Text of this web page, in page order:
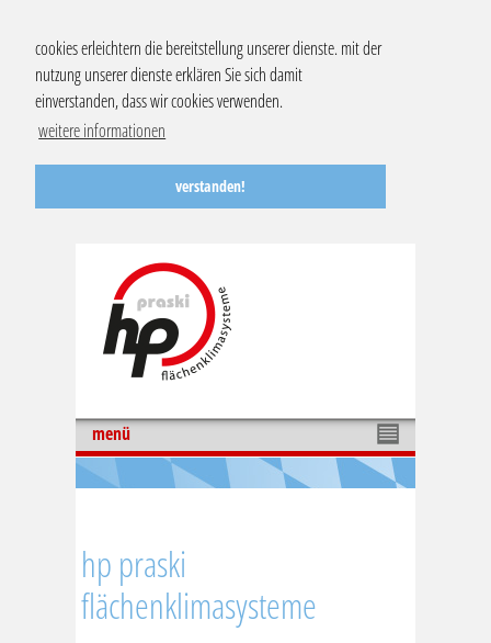
cookies erleichtern die bereitstellung unserer dienste. mit der
nutzung unserer dienste erklären Sie sich damit
einverstanden, dass wir cookies verwenden.
weitere informationen
verstanden!
menü
hp praski
flächenklimasysteme